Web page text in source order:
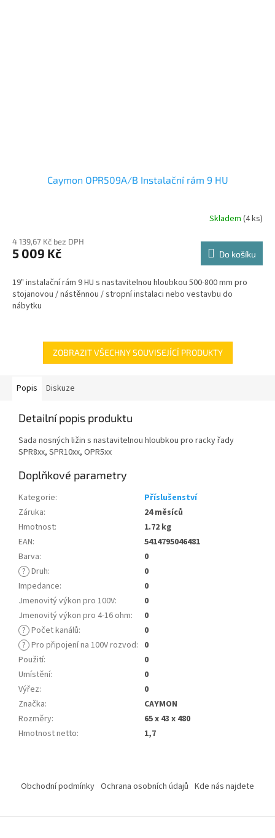
Caymon OPR509A/B Instalační rám 9 HU
Skladem (4 ks)
4 139,67 Kč bez DPH
5 009 Kč Do košíku
19" instalační rám 9 HU s nastavitelnou hloubkou 500-800 mm pro
stojanovou / nástěnnou / stropní instalaci nebo vestavbu do
nábytku
ZOBRAZIT VŠECHNY SOUVISEJÍCÍ PRODUKTY
Popis Diskuze
Detailní popis produktu
Sada nosných ližin s nastavitelnou hloubkou pro racky řady
SPR8xx, SPR10xx, OPR5xx
Doplňkové parametry
Kategorie:
Příslušenství
Záruka:
24 měsíců
Hmotnost:
1.72 kg
EAN:
5414795046481
Barva:
0
? Druh:
0
Impedance:
0
Jmenovitý výkon pro 100V:
0
Jmenovitý výkon pro 4-16 ohm:
0
? Počet kanálů:
0
? Pro připojení na 100V rozvod: 0
Použití:
0
Umístění:
0
Výřez:
0
Značka:
CAYMON
Rozměry:
65 x 43 x 480
Hmotnost netto: 1,7
Obchodní podmínky Ochrana osobních údajů Kde nás najdete